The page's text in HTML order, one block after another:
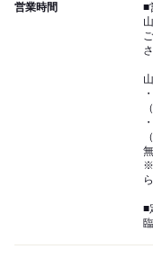
営業時間
■
※
■